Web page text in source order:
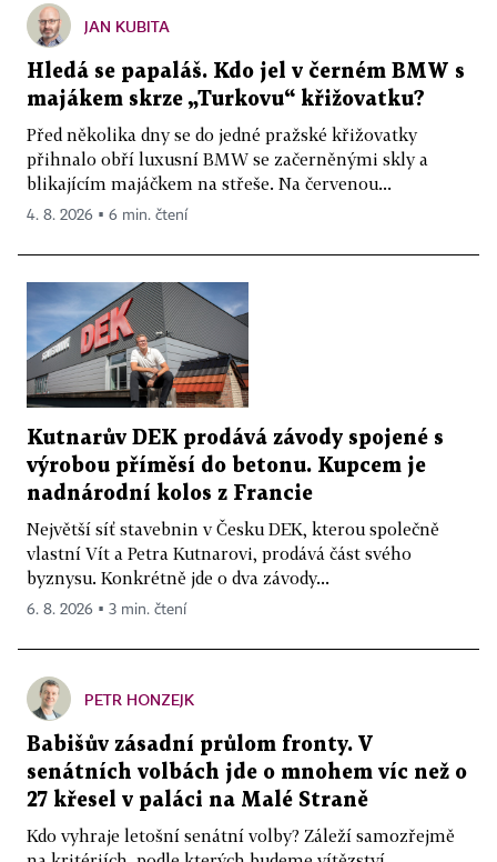
JAN KUBITA
Hledá se papaláš. Kdo jel v černém BMW s
majákem skrze „Turkovu“ křižovatku?
Před několika dny se do jedné pražské křižovatky
přihnalo obří luxusní BMW se začerněnými skly a
blikajícím majáčkem na střeše. Na červenou...
4. 8. 2026 ▪ 6 min. čtení
Kutnarův DEK prodává závody spojené s
výrobou příměsí do betonu. Kupcem je
nadnárodní kolos z Francie
Největší síť stavebnin v Česku DEK, kterou společně
vlastní Vít a Petra Kutnarovi, prodává část svého
byznysu. Konkrétně jde o dva závody...
6. 8. 2026 ▪ 3 min. čtení
PETR HONZEJK
Babišův zásadní průlom fronty. V
senátních volbách jde o mnohem víc než o
27 křesel v paláci na Malé Straně
Kdo vyhraje letošní senátní volby? Záleží samozřejmě